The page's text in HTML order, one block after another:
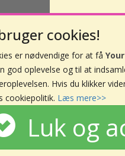
cookies!
er nødvendige for at få
god oplevelse og til at
Hvis du klikker
cookiepolitik. Læs mere>>
Luk og